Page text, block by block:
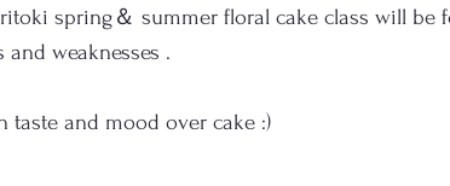
spring＆ summer floral cake class will be
and weaknesses .​
taste and mood over cake :)